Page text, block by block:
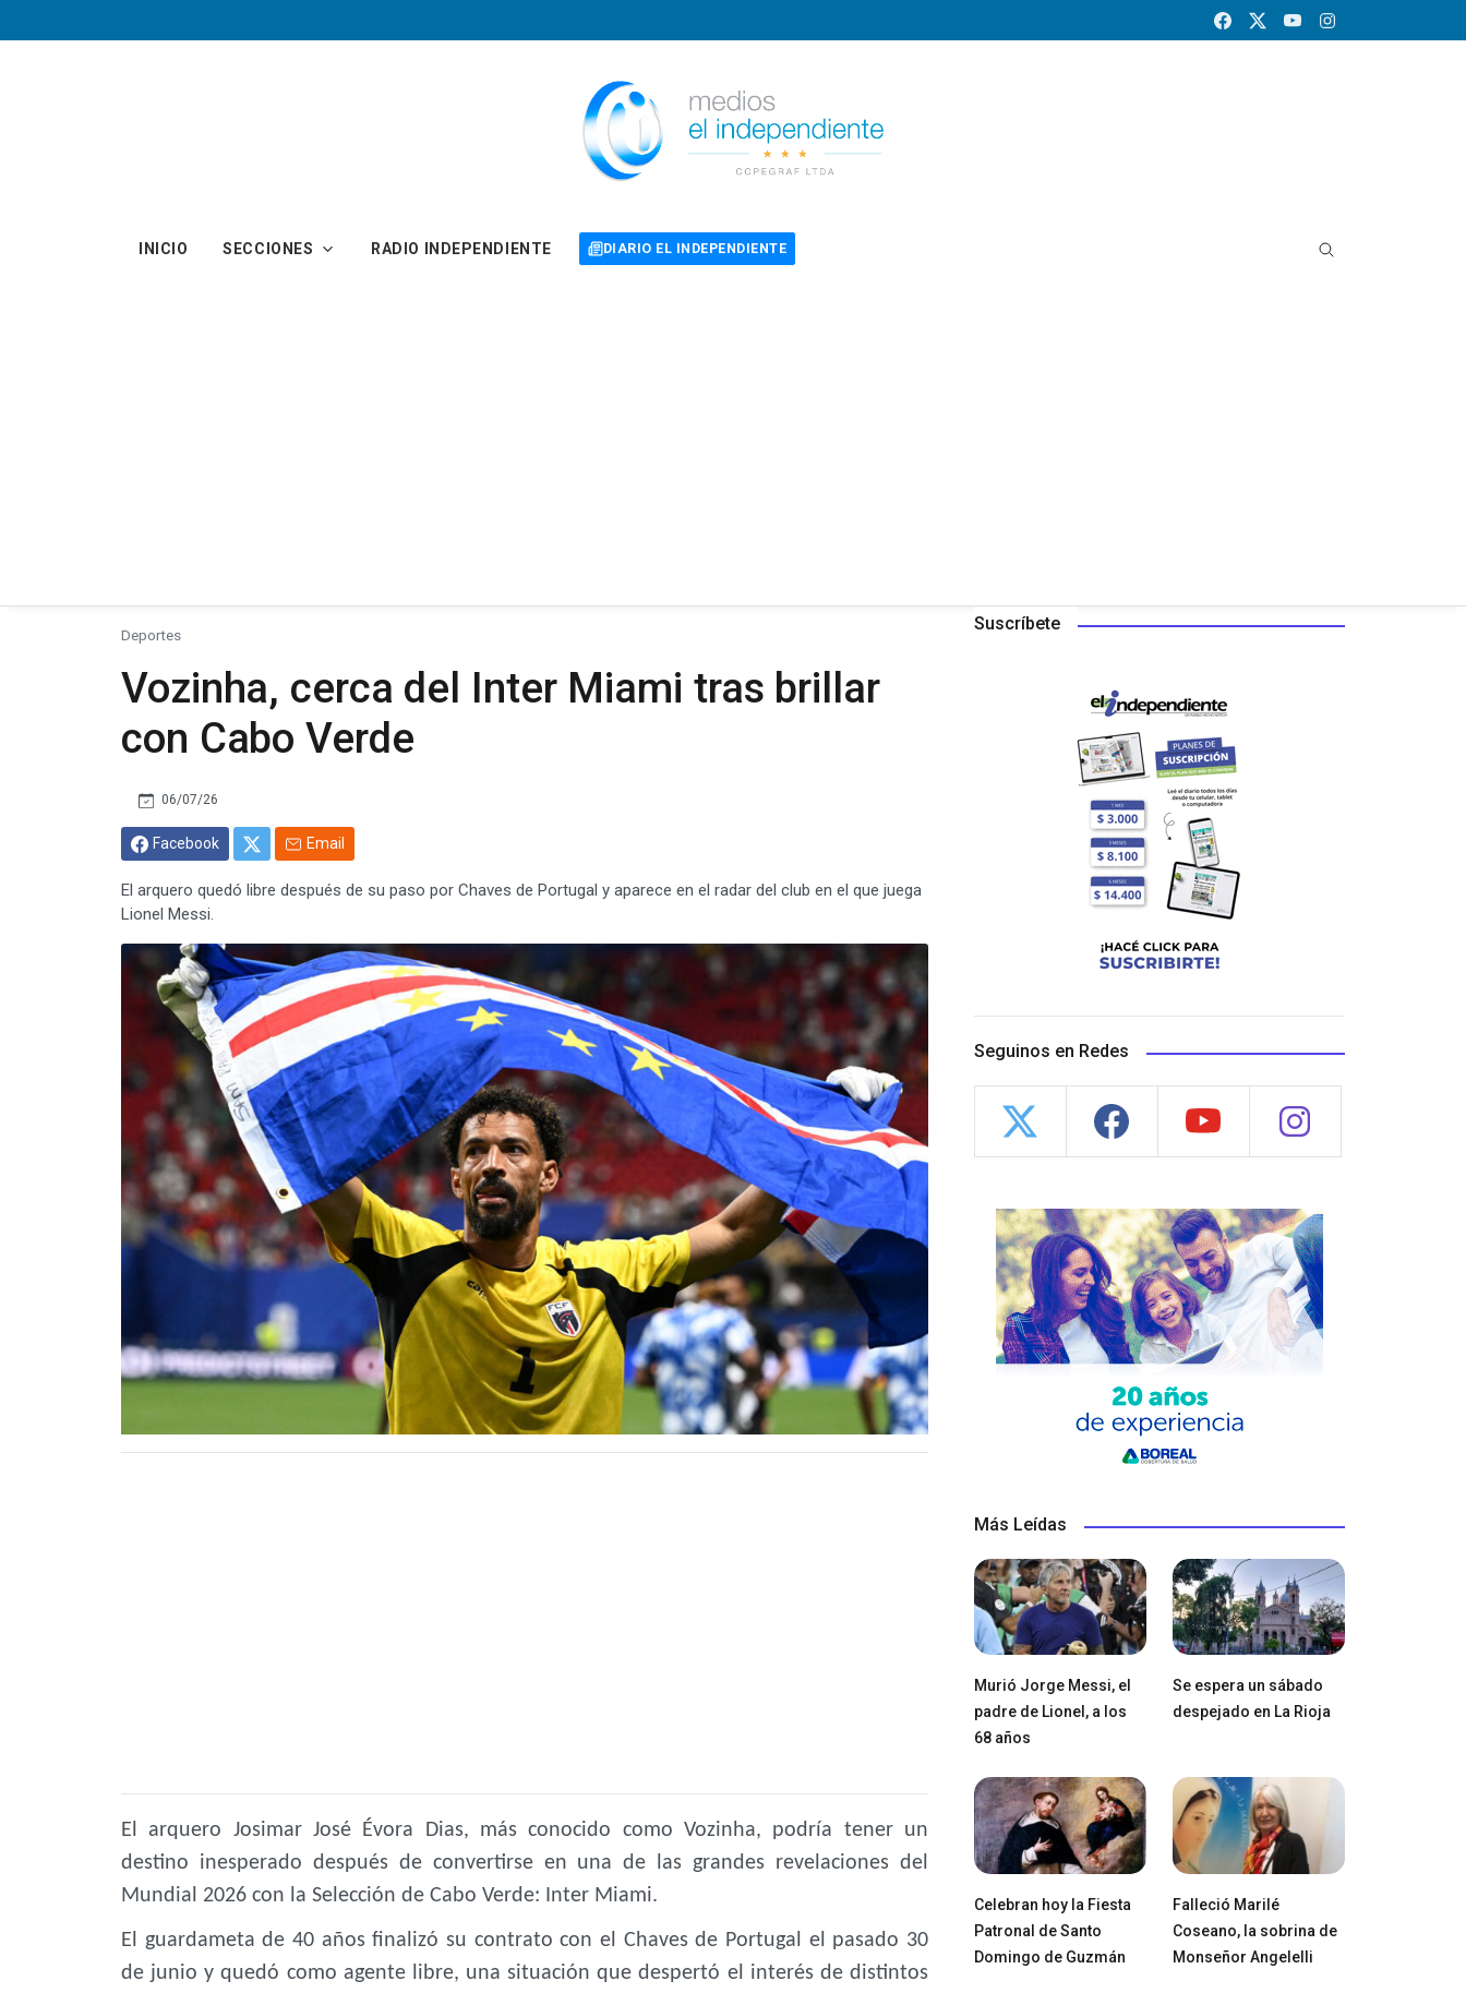
INICIO SECCIONES RADIO INDEPENDIENTE DIARIO EL INDEPENDIENTE
Deportes
Vozinha, cerca del Inter Miami tras brillar
con Cabo Verde
06/07/26
Facebook Email
El arquero quedó libre después de su paso por Chaves de Portugal y aparece en el radar del club en el que juega
Lionel Messi.
El arquero Josimar José Évora Dias, más conocido como Vozinha, podría tener un
destino inesperado después de convertirse en una de las grandes revelaciones del
Mundial 2026 con la Selección de Cabo Verde: Inter Miami.
El guardameta de 40 años finalizó su contrato con el Chaves de Portugal el pasado 30
de junio y quedó como agente libre, una situación que despertó el interés de distintos
Suscríbete
Seguinos en Redes
Más Leídas
Murió Jorge Messi, el
padre de Lionel, a los
68 años
Se espera un sábado
despejado en La Rioja
Celebran hoy la Fiesta
Patronal de Santo
Domingo de Guzmán
Falleció Marilé
Coseano, la sobrina de
Monseñor Angelelli